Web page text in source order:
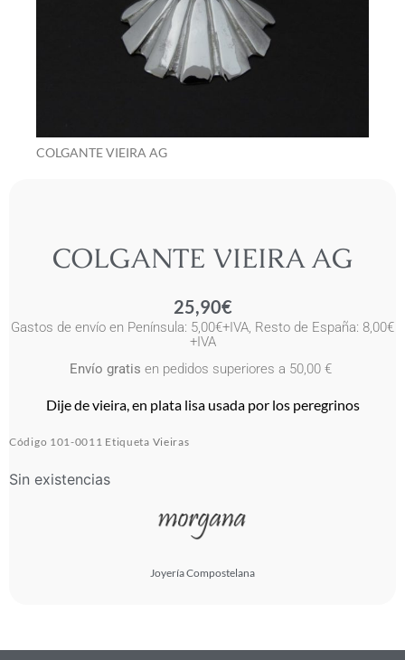
COLGANTE VIEIRA AG
COLGANTE VIEIRA AG
25,90€
Gastos de envío en Península: 5,00€+IVA, Resto de España: 8,00€
+IVA
Envío gratis en pedidos superiores a 50,00 €
Dije de vieira, en plata lisa usada por los peregrinos
Código 101-0011 Etiqueta Vieiras
Sin existencias
Joyería Compostelana